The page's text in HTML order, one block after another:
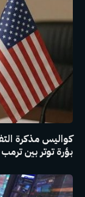
كواليس مذكرة
بؤرة توتر بين